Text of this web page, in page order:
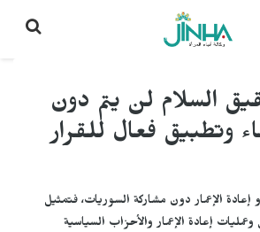
السلام لن يتم دون
وتطبيق فعال للقرار
إعادة الإعمار دون مشاركة السوريات، فتمثيل
إعادة الإعمار والأحزاب السياسية